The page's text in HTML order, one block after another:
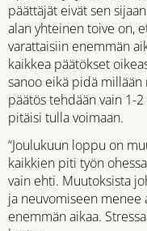
päättäjät eivät sen
alan yhteinen toive on,
varattaisiin enemmän
kaikkea päätökset
sanoo eikä pidä
päätös tehdään vain 1-
pitäisi tulla voimaan.
“Joulukuun loppu on
kaikkien piti työn
vain ehti. Muutoksista
ja neuvomiseen menee
enemmän aikaa.